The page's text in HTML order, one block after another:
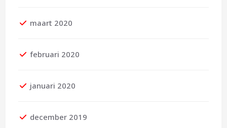
maart 2020
februari 2020
januari 2020
december 2019